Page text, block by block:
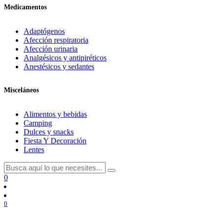
Medicamentos
Adaptógenos
Afección respiratoria
Afección urinaria
Analgésicos y antipiréticos
Anestésicos y sedantes
Misceláneos
Alimentos y bebidas
Camping
Dulces y snacks
Fiesta Y Decoración
Lentes
0
0